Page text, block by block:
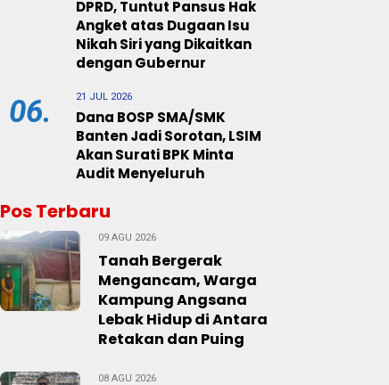
DPRD, Tuntut Pansus Hak
Angket atas Dugaan Isu
Nikah Siri yang Dikaitkan
dengan Gubernur
06. 21 JUL 2026
Dana BOSP SMA/SMK
Banten Jadi Sorotan, LSIM
Akan Surati BPK Minta
Audit Menyeluruh
Pos Terbaru
09 AGU 2026
Tanah Bergerak
Mengancam, Warga
Kampung Angsana
Lebak Hidup di Antara
Retakan dan Puing
08 AGU 2026